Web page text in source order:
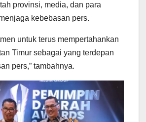
provinsi, media, dan para
kebebasan pers.
untuk terus mempertahankan
Timur sebagai yang terdepan
pers,” tambahnya.